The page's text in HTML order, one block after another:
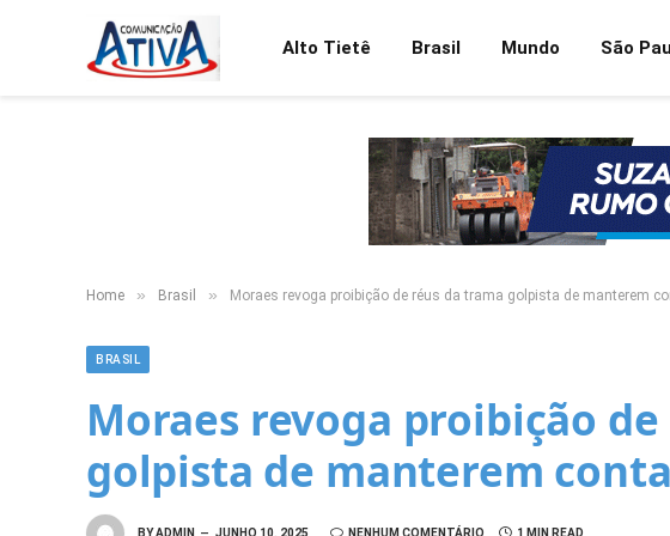
Alto Tietê Brasil Mundo São
Home » Brasil » Moraes revoga proibição de réus da trama golpista de manterem
BRASIL
Moraes revoga proibição
golpista de manterem
BYADMIN JUNHO 10, 2025 NENHUM COMENTÁRIO 1 MIN READ